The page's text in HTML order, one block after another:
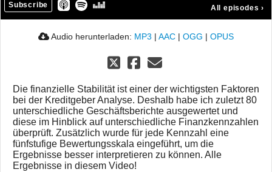
Subscribe All episodes ›
Audio herunterladen: MP3 | AAC | OGG | OPUS
Die finanzielle Stabilität ist einer der wichtigsten Faktoren
bei der Kreditgeber Analyse. Deshalb habe ich zuletzt 80
unterschiedliche Geschäftsberichte ausgewertet und
diese im Hinblick auf unterschiedliche Finanzkennzahlen
überprüft. Zusätzlich wurde für jede Kennzahl eine
fünfstufige Bewertungsskala eingeführt, um die
Ergebnisse besser interpretieren zu können. Alle
Ergebnisse in diesem Video!